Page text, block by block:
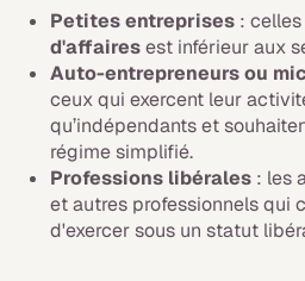
Petites entreprises :
d'affairesest inférieur aux
Auto-entrepreneurs ou
ceux qui exercent leur
qu’indépendants et
régime simplifié.
Professions libérales : les
et autres professionnels qui
d'exercer sous un statut